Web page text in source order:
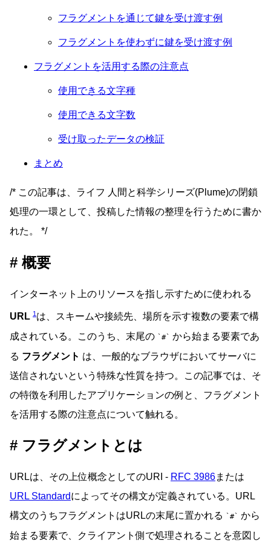
フラグメントを通じて鍵を受け渡す例
フラグメントを使わずに鍵を受け渡す例
フラグメントを活用する際の注意点
使用できる文字種
使用できる文字数
受け取ったデータの検証
まとめ
/* この記事は、ライフ 人間と科学シリーズ(Plume)の閉鎖
処理の一環として、投稿した情報の整理を行うために書か
れた。 */
概要
インターネット上のリソースを指し示すために使われる
URL 1 は、スキームや接続先、場所を示す複数の要素で構
成されている。このうち、末尾の
#
から始まる要素であ
る フラグメント は、一般的なブラウザにおいてサーバに
送信されないという特殊な性質を持つ。この記事では、そ
の特徴を利用したアプリケーションの例と、フラグメント
を活用する際の注意点について触れる。
フラグメントとは
URLは、その上位概念としてのURI - RFC 3986または
URL Standardによってその構文が定義されている。URL
構文のうちフラグメントはURLの末尾に置かれる
#
から
始まる要素で、クライアント側で処理されることを意図し